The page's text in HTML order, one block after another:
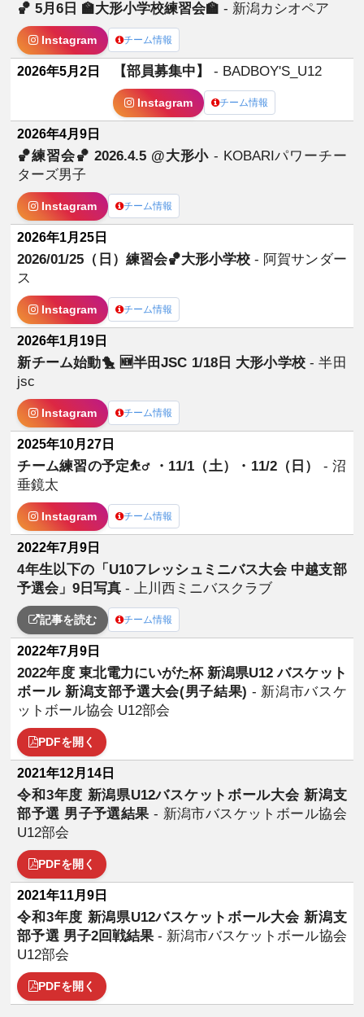
🏀 5月6日 🏫大形小学校練習会🏫- 新潟カシオペア
Instagram チーム情報
2026年5月2日 【部員募集中】- BADBOY'S_U12
Instagram チーム情報
2026年4月9日
🏀練習会🏀 2026.4.5 @大形小 - KOBARIパワーチー
ターズ男子
Instagram チーム情報
2026年1月25日
2026/01/25（日）練習会🏀大形小学校- 阿賀サンダー
ス
Instagram チーム情報
2026年1月19日
新チーム始動🐤 🆕半田JSC 1/18日 大形小学校- 半田
jsc
Instagram チーム情報
2025年10月27日
チーム練習の予定⛹️‍♂️ ・11/1（土）・11/2（日） - 沼
垂鏡太
Instagram チーム情報
2022年7月9日
4年生以下の「U10フレッシュミニバス大会 中越支部
予選会」9日写真- 上川西ミニバスクラブ
記事を読む チーム情報
2022年7月9日
2022年度 東北電力にいがた杯 新潟県U12 バスケット
ボール 新潟支部予選大会(男子結果) - 新潟市バスケ
ットボール協会 U12部会
PDFを開く
2021年12月14日
令和3年度 新潟県U12バスケットボール大会 新潟支
部予選 男子予選結果- 新潟市バスケットボール協会
U12部会
PDFを開く
2021年11月9日
令和3年度 新潟県U12バスケットボール大会 新潟支
部予選 男子2回戦結果 - 新潟市バスケットボール協会
U12部会
PDFを開く